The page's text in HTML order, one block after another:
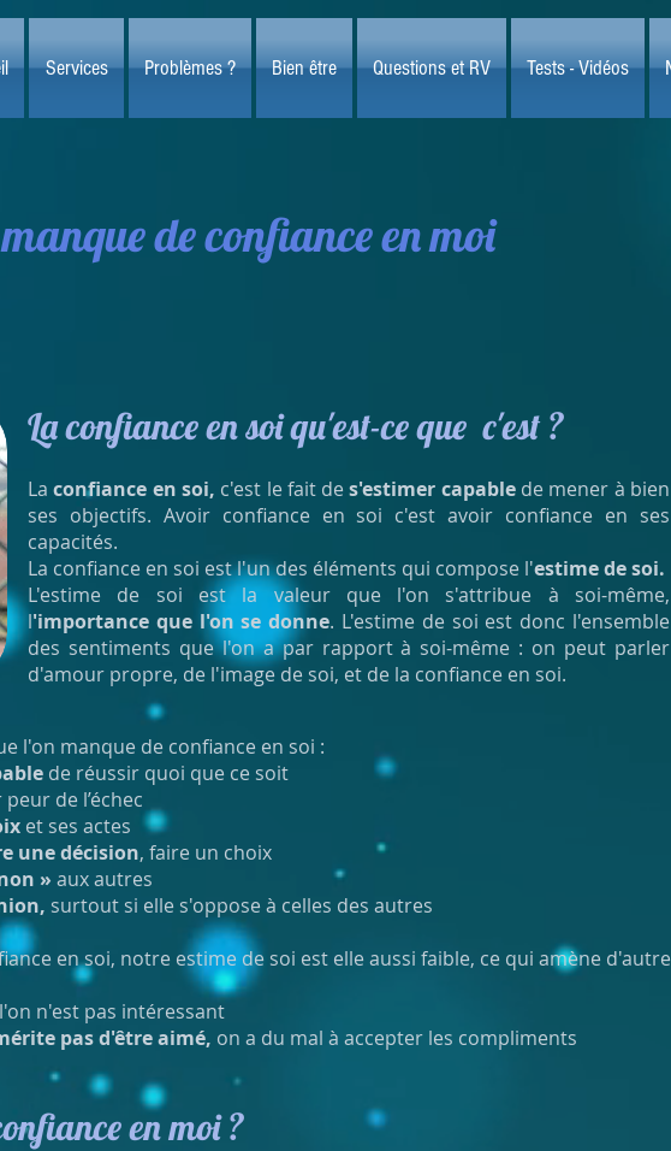
Services Problèmes ? Bien être Questions et RV Tests - Vidéos
de confiance en moi
La confiance en soi qu'est-ce que c'est ?
Laconfiance en soi, c'est le fait des'estimer capablede mener à bien
ses objectifs. Avoir confiance en soi c'est avoir confiance en ses
capacités.
La confiance en soi est l'un des éléments qui compose l'estime de soi.
L'estime de soi est la valeur que l'on s'attribue à soi-même,
l'importance que l'on se donne. L'estime de soi est donc l'ensemble
des sentiments que l'on a par rapport à soi-même : on peut parler
d'amour propre, de l'image de soi, et de la confiance en soi.
l'on manque de confiance en soi :
de réussir quoi que ce soit
peur de l’échec
et ses actes
une décision, faire un choix
» aux autres
surtout si elle s'oppose à celles des autres
en soi, notre estime de soi est elle aussi faible, ce qui amène
n'est pas intéressant
pas d'être aimé, on a du mal à accepter les compliments
en moi ?